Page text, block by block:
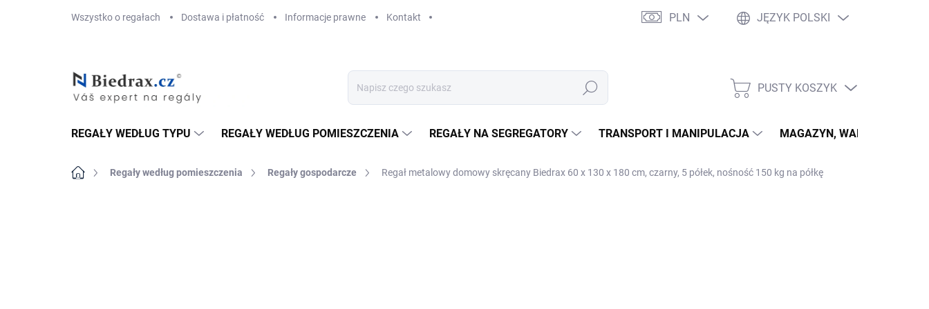
Wszystko o regałach Dostawa i płatność Informacje prawne Kontakt PLN JĘZYK POLSKI
Szukaj KOSZYK
PUSTY KOSZYK
REGAŁY WEDŁUG TYPU REGAŁY WEDŁUG POMIESZCZENIA REGAŁY NA SEGREGATORY TRANSPORT I MANIPULACJA MAGAZYN, WARSZTAT
Home Regały według pomieszczenia Regały gospodarcze Regał metalowy domowy skręcany Biedrax 60 x 130 x 180 cm, czarny, 5 półek, nośność 150 kg na półkę